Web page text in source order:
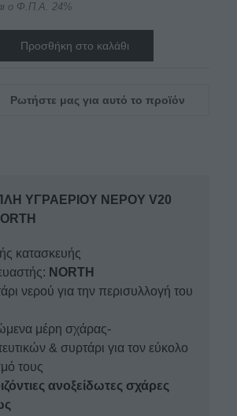
ο Φ.Π.Α. 24%
Προσθήκη στο καλάθι
Ρωτήστε μας για αυτό το προϊόν
ΥΓΡΑΕΡΙΟΥ ΝΕΡΟΥ V20
κατασκευής
NORTH
νερού για την περισυλλογή του
μέρη σχάρας-
& συρτάρι για τον εύκολο
τους
ανοξείδωτες σχάρες